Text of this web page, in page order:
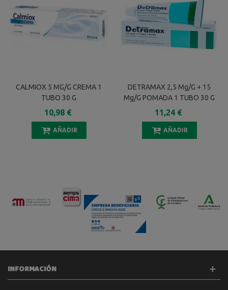
CALMIOX 5 MG/G CREMA 1
TUBO 30 G
10,98 €
AÑADIR
DETRAMAX 2,5 Mg/g + 15
Mg/g POMADA 1 TUBO 30 G
11,24 €
AÑADIR
INFORMACIÓN